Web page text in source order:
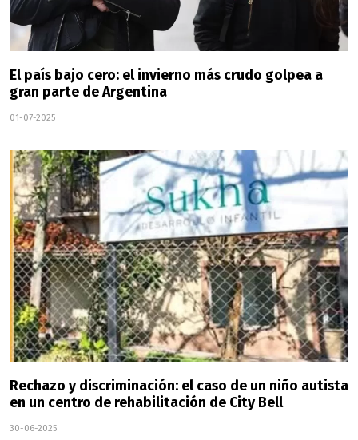
El país bajo cero: el invierno más crudo golpea a
gran parte de Argentina
01-07-2025
Rechazo y discriminación: el caso de un niño autista
en un centro de rehabilitación de City Bell
30-06-2025